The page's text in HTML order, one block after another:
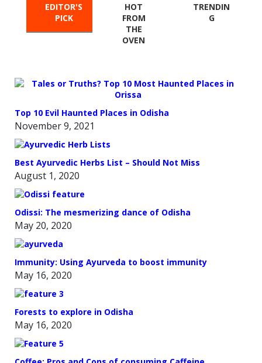
EDITOR'S
PICK
HOT
FROM
THE
OVEN
TRENDIN
G
Top 10 Evil Haunted Places in Odisha
November 9, 2021
Best Ayurvedic Herbs List – Should Not Miss
August 1, 2020
Odissi: The mesmerizing dance of Odisha
May 20, 2020
Immunity: Using Ayurveda to boost immunity
May 16, 2020
Forests to explore in Odisha
May 16, 2020